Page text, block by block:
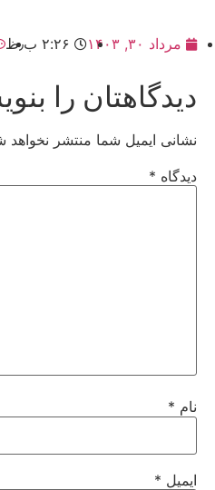
مرداد ۳۰, ۱۴۰۳ ۲:۲۶ ب٫ظ
دیدگاهتان را
نشانی ایمیل شما منتشر نخواهد
دیدگاه *
نام *
ایمیل *